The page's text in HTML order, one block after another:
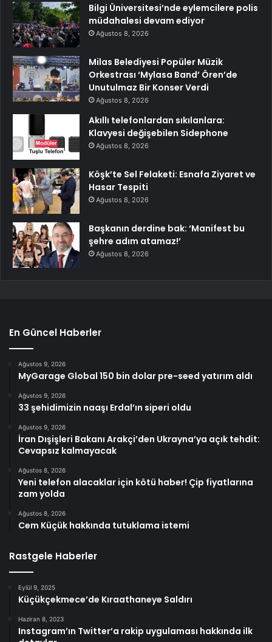
Bilgi Üniversitesi’nde eylemcilere polis
müdahalesi devam ediyor
Ağustos 8, 2026
Milas Belediyesi Popüler Müzik
Orkestrası ‘Mylasa Band’ Ören’de
Unutulmaz Bir Konser Verdi
Ağustos 8, 2026
Akıllı telefonlardan sıkılanlara:
Klavyesi değişebilen Sidephone
Ağustos 8, 2026
Köşk’te Sel Felaketi: Esnafa Ziyaret ve
Hasar Tespiti
Ağustos 8, 2026
Başkanın derdine bak: ‘Manifest bu
şehre adım atamaz!’
Ağustos 8, 2026
En Güncel Haberler
Ağustos 9, 2026
MyGarage Global 150 bin dolar pre-seed yatırım aldı
Ağustos 9, 2026
33 şehidimizin naaşı Erdal’ın siperi oldu
Ağustos 9, 2026
İran Dışişleri Bakanı Arakçi’den Ukrayna’ya açık tehdit:
Cevapsız kalmayacak
Ağustos 8, 2026
Yeni telefon alacaklar için kötü haber! Çip fiyatlarına
zam yolda
Ağustos 8, 2026
Cem Küçük hakkında tutuklama istemi
Rastgele Haberler
Eylül 9, 2025
Küçükçekmece’de Kıraathaneye Saldırı
Haziran 8, 2023
Instagram’ın Twitter’a rakip uygulaması hakkında ilk